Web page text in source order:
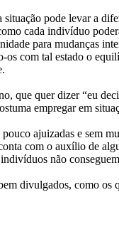
pode levar a
cada indivíduo
para mudanças
com tal estado o
que quer dizer “eu
empregar em
ajuizadas e
com o auxílio de
não
divulgados, como os